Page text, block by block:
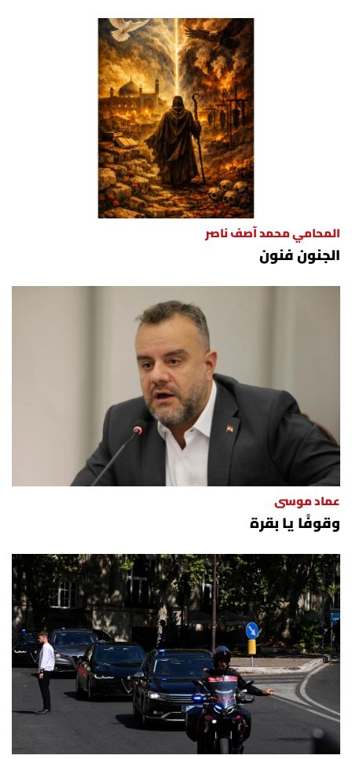
المحامي محمد آصف ناصر
الجنون فنون
عماد موسى
وقوفًا يا بقرة